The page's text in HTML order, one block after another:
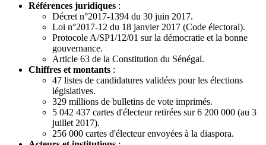
Références juridiques :
Décret n°2017-1394 du 30 juin 2017.
Loi n°2017-12 du 18 janvier 2017 (Code électoral).
Protocole A/SP1/12/01 sur la démocratie et la bonne
gouvernance.
Article 63 de la Constitution du Sénégal.
Chiffres et montants :
47 listes de candidatures validées pour les élections
législatives.
329 millions de bulletins de vote imprimés.
5 042 437 cartes d'électeur retirées sur 6 200 000 (au 3
juillet 2017).
256 000 cartes d'électeur envoyées à la diaspora.